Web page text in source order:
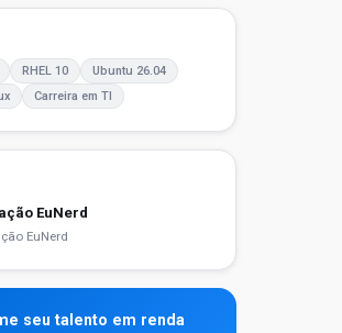
RHEL 10
Ubuntu 26.04
Carreira em TI
EuNerd
EuNerd
seu talento em renda